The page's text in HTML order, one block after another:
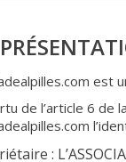
est
de l’article 6 de
: